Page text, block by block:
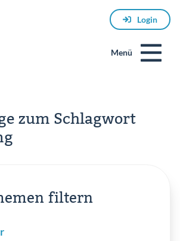
Login
Menü
zum Schlagwort
filtern